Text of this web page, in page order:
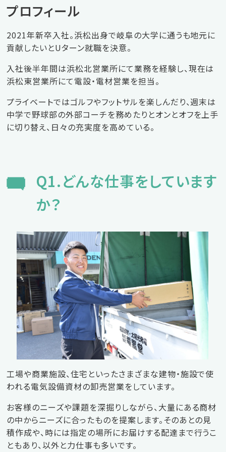
エントリーはこちら
エントリーフォーム
パートの求人情報はこちら
プロフィール
2021年新卒入社。浜松出身で岐阜の大学に通うも地元に
貢献したいとUターン就職を決意。
入社後半年間は浜松北営業所にて業務を経験し、現在は
浜松東営業所にて電設・電材営業を担当。
プライベートではゴルフやフットサルを楽しんだり、週末は
中学で野球部の外部コーチを務めたりとオンとオフを上手
に切り替え、日々の充実度を高めている。
Q1.どんな仕事をしています
か？
工場や商業施設、住宅といったさまざまな建物・施設で使
われる電気設備資材の卸売営業をしています。
お客様のニーズや課題を深掘りしながら、大量にある商材
の中からニーズに合ったものを提案します。そのあとの見
積作成や、時には指定の場所にお届けする配達まで行うこ
ともあり、以外と力仕事も多いです。